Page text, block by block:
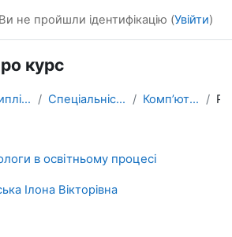
Ви не пройшли ідентифікацію (Увійти)
курс
Дисципліни, які формують фахові компетентності Спеціальність ПРОФЕСІЙНА ОСВІТА. ЦИФРОВІ ТЕХНОЛОГІЇ. Комп’ютерні технологи в освітньому процесі
в освітньому процесі
Ілона Вікторівна